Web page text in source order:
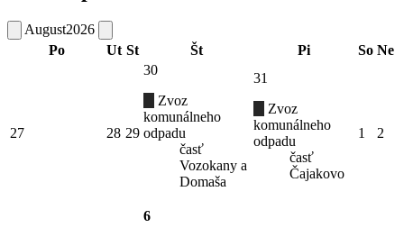
August2026
Po
Ut St Št Pi So Ne
27 28 29
30
Zvoz
komunálneho
odpadu
časť
Vozokany a
Domaša
31
Zvoz
komunálneho
odpadu
časť
Čajakovo
1 2
6